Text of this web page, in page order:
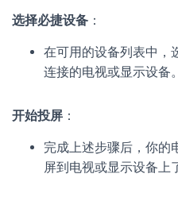
选择必捷设备 ：
在可用的设备列表中，
连接的电视或显示设备。
开始投屏 ：
完成上述步骤后，你的
屏到电视或显示设备上